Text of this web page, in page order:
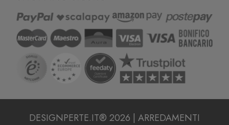
DESIGNPERTE.IT® 2026 | ARREDAMENTI